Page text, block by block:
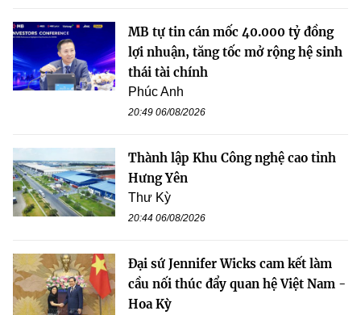
MB tự tin cán mốc 40.000 tỷ đồng
lợi nhuận, tăng tốc mở rộng hệ sinh
thái tài chính
Phúc Anh
20:49 06/08/2026
Thành lập Khu Công nghệ cao tỉnh
Hưng Yên
Thư Kỳ
20:44 06/08/2026
Đại sứ Jennifer Wicks cam kết làm
cầu nối thúc đẩy quan hệ Việt Nam -
Hoa Kỳ